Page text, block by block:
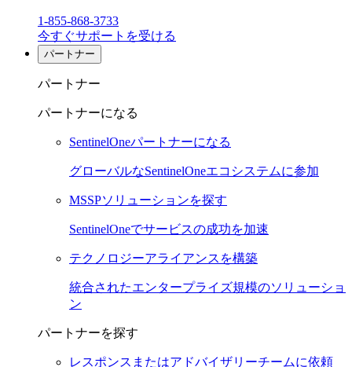
1-855-868-3733
今すぐサポートを受ける
パートナー
パートナー
パートナーになる
SentinelOneパートナーになる
グローバルなSentinelOneエコシステムに参加
MSSPソリューションを探す
SentinelOneでサービスの成功を加速
テクノロジーアライアンスを構築
統合されたエンタープライズ規模のソリューショ
ン
パートナーを探す
レスポンスまたはアドバイザリーチームに依頼